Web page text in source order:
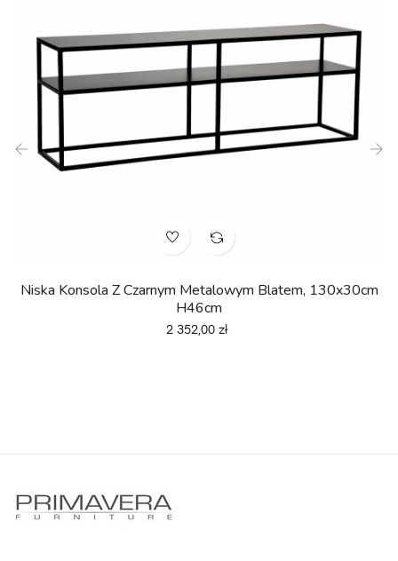
Niska Konsola Z Czarnym Metalowym Blatem, 130x30cm
H46cm
Cena
2 352,00 zł